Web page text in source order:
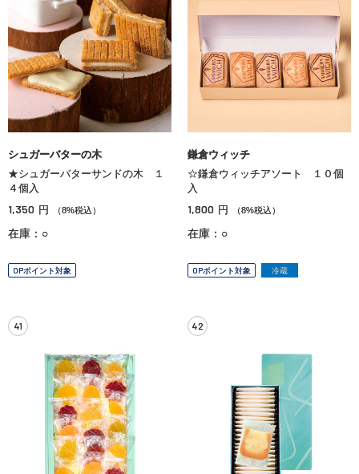
シュガーバターの木
★シュガーバターサンドの木 １
４個入
1,350 円 （8%税込）
在庫：○
OPポイント対象
鎌倉ウィッチ
☆鎌倉ウィッチアソート １０個
入
1,800 円 （8%税込）
在庫：○
OPポイント対象 冷蔵
41 42